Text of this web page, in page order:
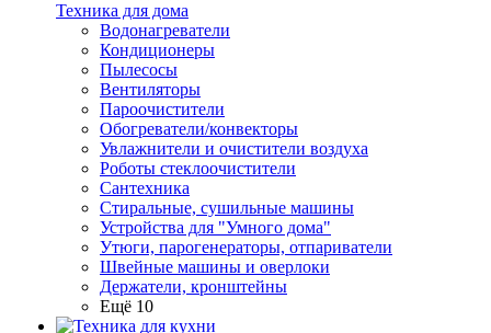
Техника для дома
Водонагреватели
Кондиционеры
Пылесосы
Вентиляторы
Пароочистители
Обогреватели/конвекторы
Увлажнители и очистители воздуха
Роботы стеклоочистители
Сантехника
Стиральные, сушильные машины
Устройства для "Умного дома"
Утюги, парогенераторы, отпариватели
Швейные машины и оверлоки
Держатели, кронштейны
Ещё 10